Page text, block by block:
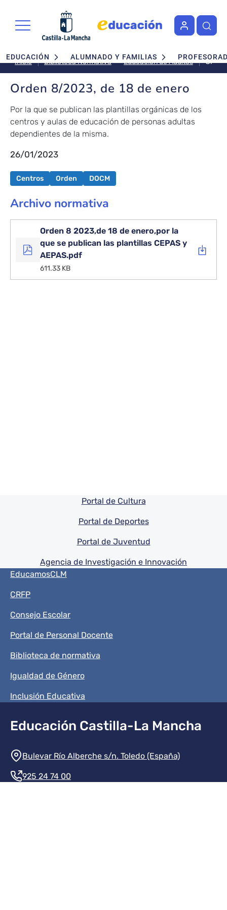
Navegación principal
EDUCACIÓN ALUMNADO Y FAMILIAS
Inicio Biblioteca Normativa Educación de Adultos
Orden
8/
Orden 8/2023, de 18 de enero
Por la que se publican las plantillas orgánicas de los
centros y aulas de educación de personas adultas
dependientes de la misma.
26/01/2023
Centros Orden DOCM
Archivo normativa
Orden 8 2023,de 18 de enero,por la
que se publican las plantillas CEPAS y
AEPAS.pdf
611.33 KB
Pie de pagina información
Portal de Cultura
Portal de Deportes
Portal de Juventud
Agencia de Investigación e Innovación
Menú del pie
EducamosCLM
CRFP
Consejo Escolar
Portal de Personal Docente
Biblioteca de normativa
Igualdad de Género
Inclusión Educativa
Educación Castilla-La Mancha
Información de la institución
Bulevar Río Alberche s/n. Toledo (España)
925 24 74 00